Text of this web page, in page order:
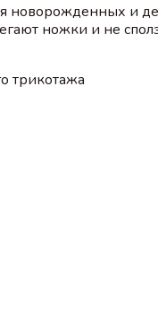
и
ножки и не
трикотажа